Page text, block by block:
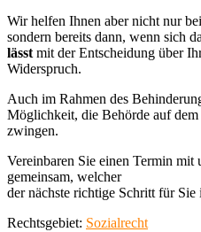
Wir helfen Ihnen aber nicht nur
sondern bereits dann, wenn sich
lässt mit der Entscheidung über
Widerspruch.
Auch im Rahmen des
Möglichkeit, die Behörde auf
zwingen.
Vereinbaren Sie einen Termin mit
gemeinsam, welcher
der nächste richtige Schritt für Sie
Rechtsgebiet: Sozialrecht